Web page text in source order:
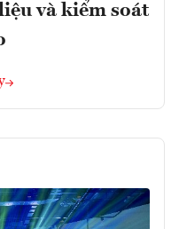
và kiểm soát